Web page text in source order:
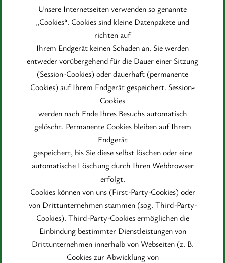
Unsere Internetseiten verwenden so genannte
„Cookies“. Cookies sind kleine Datenpakete und
richten auf
Ihrem Endgerät keinen Schaden an. Sie werden
entweder vorübergehend für die Dauer einer Sitzung
(Session-Cookies) oder dauerhaft (permanente
Cookies) auf Ihrem Endgerät gespeichert. Session-
Cookies
werden nach Ende Ihres Besuchs automatisch
gelöscht. Permanente Cookies bleiben auf Ihrem
Endgerät
gespeichert, bis Sie diese selbst löschen oder eine
automatische Löschung durch Ihren Webbrowser
erfolgt.
Cookies können von uns (First-Party-Cookies) oder
von Drittunternehmen stammen (sog. Third-Party-
Cookies). Third-Party-Cookies ermöglichen die
Einbindung bestimmter Dienstleistungen von
Drittunternehmen innerhalb von Webseiten (z. B.
Cookies zur Abwicklung von